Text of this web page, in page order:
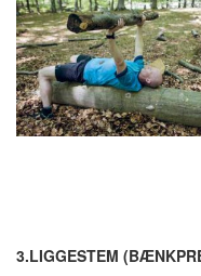
3.LIGGESTEM